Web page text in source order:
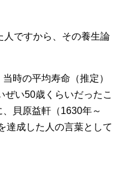
人ですから、その養生論
時の平均寿命（推定）
ぜい50歳くらいだったこ
貝原益軒（1630年～
達成した人の言葉として